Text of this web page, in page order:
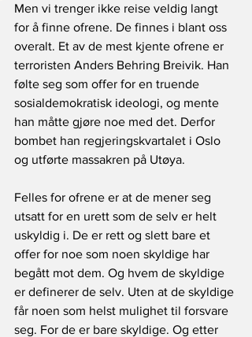
Men vi trenger ikke reise veldig langt
for å finne ofrene. De finnes i blant oss
overalt. Et av de mest kjente ofrene er
terroristen Anders Behring Breivik. Han
følte seg som offer for en truende
sosialdemokratisk ideologi, og mente
han måtte gjøre noe med det. Derfor
bombet han regjeringskvartalet i Oslo
og utførte massakren på Utøya.
Felles for ofrene er at de mener seg
utsatt for en urett som de selv er helt
uskyldig i. De er rett og slett bare et
offer for noe som noen skyldige har
begått mot dem. Og hvem de skyldige
er definerer de selv. Uten at de skyldige
får noen som helst mulighet til forsvare
seg. For de er bare skyldige. Og etter